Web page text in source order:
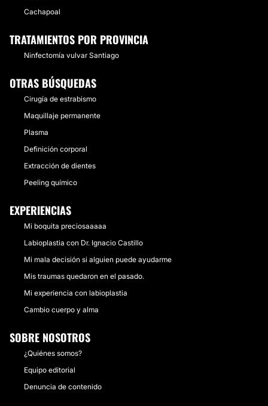
Cachapoal
TRATAMIENTOS POR PROVINCIA
Ninfectomía vulvar Santiago
OTRAS BÚSQUEDAS
Cirugía de estrabismo
Maquillaje permanente
Plasma
Definición corporal
Extracción de dientes
Peeling químico
EXPERIENCIAS
Mi boquita preciosaaaaa
Labioplastia con Dr. Ignacio Castillo
Mi mala decisión si alguien puede ayudarme
Mis traumas quedaron en el pasado.
Mi experiencia con labioplastia
Cambio cuerpo y alma
SOBRE NOSOTROS
¿Quiénes somos?
Equipo editorial
Denuncia de contenido